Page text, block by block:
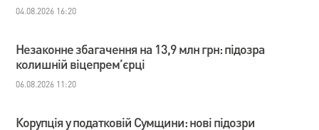
04.08.2026 16:20
Незаконне збагачення на 13,9 млн грн: підозра
колишній віцепрем’єрці
06.08.2026 11:20
Корупція у податковій Сумщини: нові підозри